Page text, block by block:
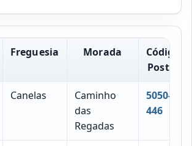
Freguesia Morada
Código
Postal
Canelas
Caminho
das
Regadas
5050-
446